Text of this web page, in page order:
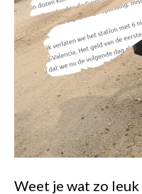
Weet je wat zo leuk